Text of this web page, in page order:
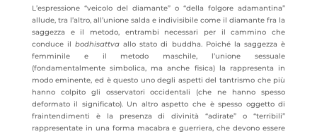
L’espressione “veicolo del diamante” o “della folgore adamantina”
allude, tra l’altro, all’unione salda e indivisibile come il diamante fra la
saggezza e il metodo, entrambi necessari per il cammino che
conduce ilbodhisattva allo stato di buddha. Poiché la saggezza è
femminile e il metodo maschile, l’unione sessuale
(fondamentalmente simbolica, ma anche fisica) la rappresenta in
modo eminente, ed è questo uno degli aspetti del tantrismo che più
hanno colpito gli osservatori occidentali (che ne hanno spesso
deformato il significato). Un altro aspetto che è spesso oggetto di
fraintendimenti è la presenza di divinità “adirate” o “terribili”
rappresentate in una forma macabra e guerriera, che devono essere